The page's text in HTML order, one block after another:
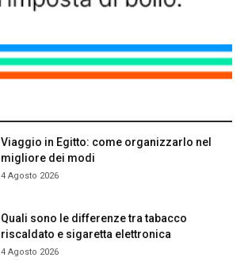
Viaggio in Egitto: come organizzarlo nel
migliore dei modi
4 Agosto 2026
Quali sono le differenze tra tabacco
riscaldato e sigaretta elettronica
4 Agosto 2026